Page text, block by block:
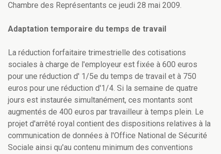
Chambre des Représentants ce jeudi 28 mai 2009.
Adaptation temporaire du temps de travail
La réduction forfaitaire trimestrielle des cotisations
sociales à charge de l'employeur est fixée à 600 euros
pour une réduction d' 1/5e du temps de travail et à 750
euros pour une réduction d'1/4. Si la semaine de quatre
jours est instaurée simultanément, ces montants sont
augmentés de 400 euros par travailleur à temps plein. Le
projet d'arrêté royal contient des dispositions relatives à la
communication de données à l'Office National de Sécurité
Sociale ainsi qu'au contenu minimum des conventions